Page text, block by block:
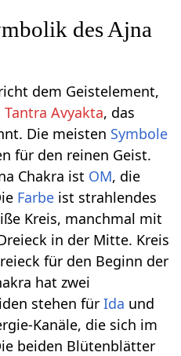
des Ajna
dem Geistelement,
Tantra Avyakta, das
Die meisten Symbole
für den reinen Geist.
Chakra ist OM, die
Farbe ist strahlendes
Kreis, manchmal mit
in der Mitte. Kreis
für den Beginn der
hat zwei
stehen fürIda und
Kanäle, die sich im
beiden Blütenblätter